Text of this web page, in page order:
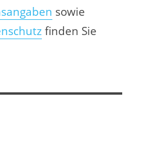
sowie
finden Sie